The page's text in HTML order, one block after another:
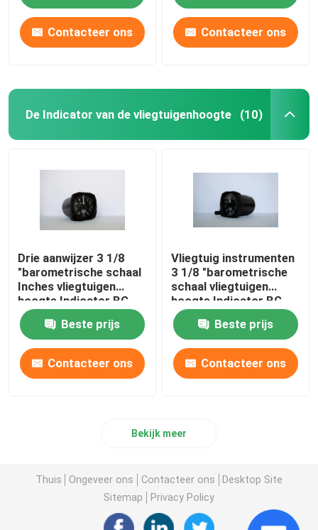
Contacteer ons Contacteer ons
De Indicator van de vliegtuigenhoogte (10)
Drie aanwijzer 3 1/8
"barometrische schaal
Inches vliegtuigen
hoogte Indicator BG-
3A
Beste prijs
Contacteer ons
Vliegtuig instrumenten
3 1/8 "barometrische
schaal vliegtuigen
hoogte Indicator BG-
3A
Beste prijs
Contacteer ons
Bekijk meer
Thuis Ongeveer ons Contacteer ons
Desktop Site
Sitemap
Privacy Policy